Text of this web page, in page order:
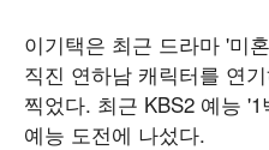
이기택은 최근 드라마 '미
직진 연하남 캐릭터를 연
찍었다. 최근 KBS2 예능
예능 도전에 나섰다.